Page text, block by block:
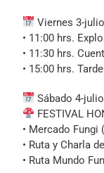
Viernes 3-julio
• 11:00 hrs.
• 11:30 hrs.
• 15:00 hrs.
Sábado 4-julio
FESTIVAL
• Mercado Fungi
• Ruta y Charla
• Ruta Mundo